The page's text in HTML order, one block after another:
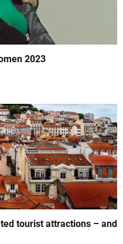
2023
tourist attractions – and